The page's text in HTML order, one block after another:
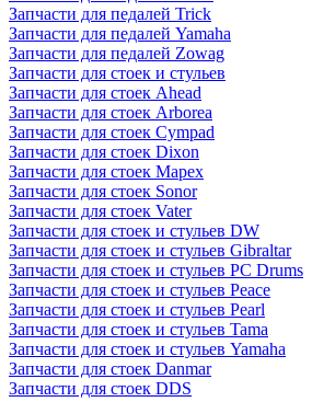
Запчасти для педалей Trick
Запчасти для педалей Yamaha
Запчасти для педалей Zowag
Запчасти для стоек и стульев
Запчасти для стоек Ahead
Запчасти для стоек Arborea
Запчасти для стоек Cympad
Запчасти для стоек Dixon
Запчасти для стоек Mapex
Запчасти для стоек Sonor
Запчасти для стоек Vater
Запчасти для стоек и стульев DW
Запчасти для стоек и стульев Gibraltar
Запчасти для стоек и стульев PC Drums
Запчасти для стоек и стульев Peace
Запчасти для стоек и стульев Pearl
Запчасти для стоек и стульев Tama
Запчасти для стоек и стульев Yamaha
Запчасти для стоек Danmar
Запчасти для стоек DDS